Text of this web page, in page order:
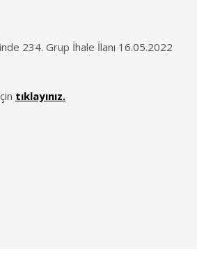
234. Grup İhale İlanı 16.05.2022
tıklayınız.